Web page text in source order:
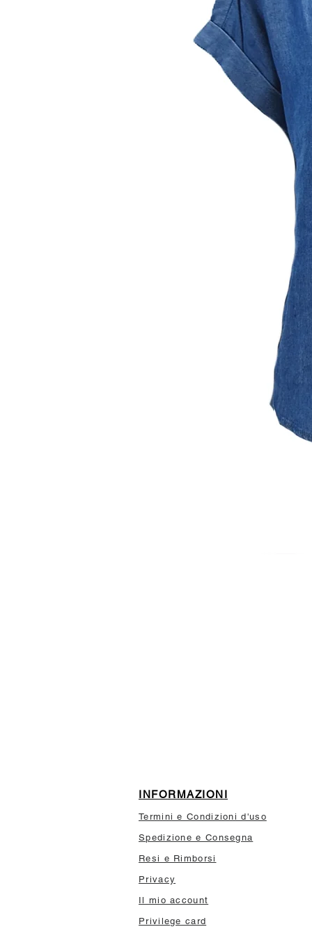
INFORMAZIONI
Termini e Condizioni d'uso
Spedizione e Consegna
Resi e Rimborsi
Privacy
Il mio account
Privilege card